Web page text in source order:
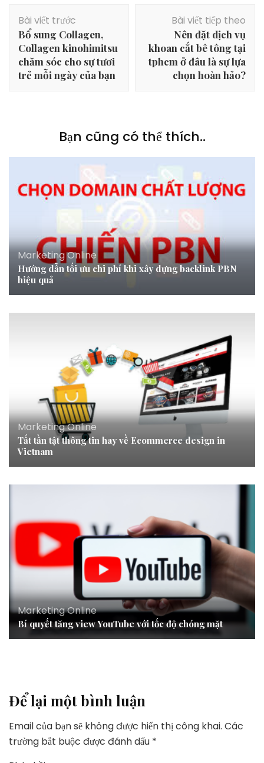
Điều
hướng
bài
viết
Bài viết trước
Bổ sung Collagen,
Collagen kinohimitsu
chăm sóc cho sự tươi
trẻ mỗi ngày của bạn
Bài viết tiếp theo
Nên đặt dịch vụ
khoan cắt bê tông tại
tphcm ở đâu là sự lựa
chọn hoàn hảo?
Bạn cũng có thể thích..
Marketing Online
Hướng dẫn tối ưu chi phí khi xây dựng backlink PBN
hiệu quả
Marketing Online
Tất tần tật thông tin hay về Ecommerce design in
Vietnam
Marketing Online
Bí quyết tăng view YouTube với tốc độ chóng mặt
Để lại một bình luận
Email của bạn sẽ không được hiển thị công khai. Các
trường bắt buộc được đánh dấu *